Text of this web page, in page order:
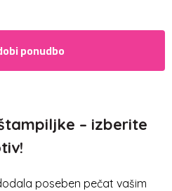
ponudbo
– izberite
poseben pečat vašim